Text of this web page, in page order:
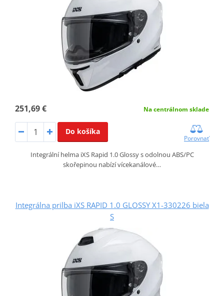
251,69 € Na centrálnom sklade
Do košíka
Porovnať
Integrální helma iXS Rapid 1.0 Glossy s odolnou ABS/PC
skořepinou nabízí vícekanálové…
Integrálna prilba iXS RAPID 1.0 GLOSSY X1-330226 biela
S